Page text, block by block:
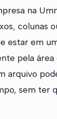
na
colunas
estar em
pela
arquivo
sem ter